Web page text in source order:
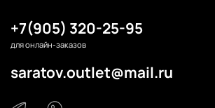
+7(905) 320-25-95
для онлайн-заказов
saratov.outlet@mail.ru